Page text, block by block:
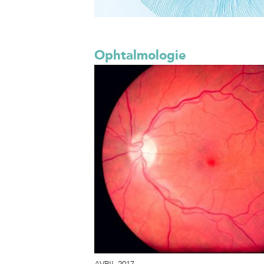
Ophtalmologie